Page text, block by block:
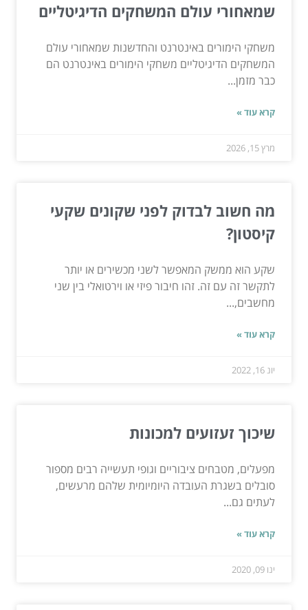
שמאחורי עולם המשחקים הדיגיטליים
משחקי הימורים באינטרנט והחדשנות שמאחורי עולם
המשחקים הדיגיטליים משחקי הימורים באינטרנט הם
כבר מזמן...
קרא עוד »
מרץ 15, 2026
מה חשוב לבדוק לפני שקונים שקעי
קיסטון?
שקע הוא ממשק המאפשר לשני מכשירים או יותר
לתקשר זה עם זה. זהו חיבור פיזי או וירטואלי בין שני
מחשבים,...
קרא עוד »
יונ 16, 2022
שיכוך זעזועים למכונות
מפעלים, מטבחים ציבוריים וגופי תעשייה רבים מספור
סובלים בשגרת העובדה היומיומית שלהם מרעשים,
לעתים גם...
קרא עוד »
ינו 09, 2020